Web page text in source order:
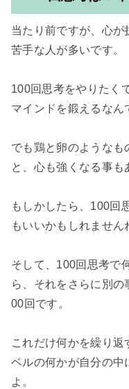
当たり前ですが、心
苦手な人が多いです。
100回思考をやりたく
マインドを鍛えるなん
でも鶏と卵のようなも
と、心も強くなる事も
もしかしたら、100回
もいいかもしれません
そして、100回思考で
ら、それをさらに別
00回です。
これだけ何かを繰り
ベルの何かが自分の中
よ。